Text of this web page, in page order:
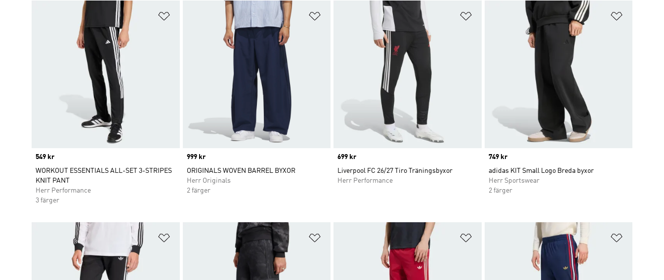
Lägg till på önskelistan
Price
549 kr
WORKOUT ESSENTIALS ALL-SET 3-STRIPES
KNIT PANT
Herr Performance
3 färger
Lägg till på önskelistan
Price
999 kr
ORIGINALS WOVEN BARREL BYXOR
Herr Originals
2 färger
Lägg till på önskelistan
Price
699 kr
Liverpool FC 26/27 Tiro Träningsbyxor
Herr Performance
Price
749 kr
adidas KIT Small Logo Breda byxor
Herr Sportswear
2 färger
Lägg till på önskelistan Lägg till på önskelistan Lägg till på önskelistan